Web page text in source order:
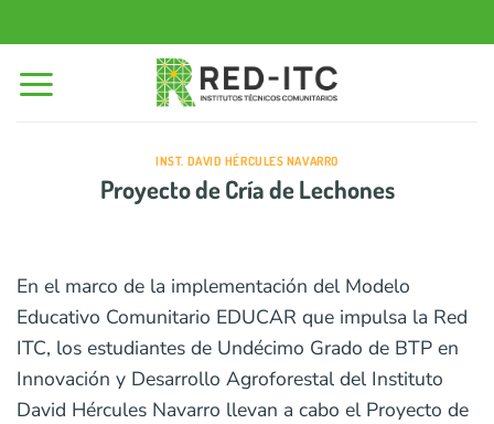
al
contenido
INST. DAVID HÉRCULES NAVARRO
Proyecto de Cría de Lechones
En el marco de la implementación del Modelo
Educativo Comunitario EDUCAR que impulsa la Red
ITC, los estudiantes de Undécimo Grado de BTP en
Innovación y Desarrollo Agroforestal del Instituto
David Hércules Navarro llevan a cabo el Proyecto de